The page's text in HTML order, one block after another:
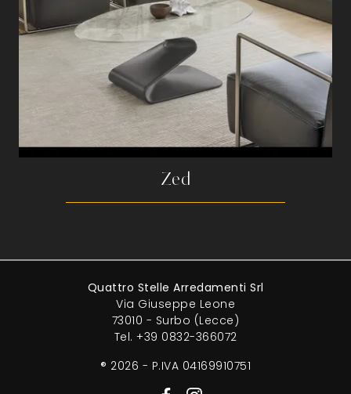
Zed
Quattro Stelle Arredamenti Srl
Via Giuseppe Leone
73010 - Surbo (Lecce)
Tel. +39 0832-366072
® 2026 - P.IVA 04169910751